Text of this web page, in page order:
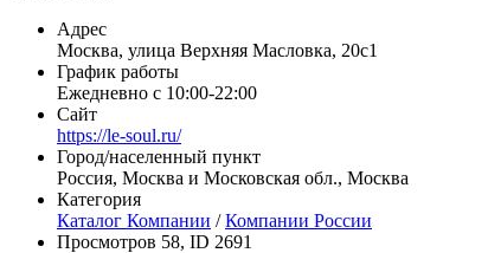
Адрес
Москва, улица Верхняя Масловка, 20с1
График работы
Ежедневно с 10:00-22:00
Сайт
https://le-soul.ru/
Город/населенный пункт
Россия, Москва и Московская обл., Москва
Категория
Каталог Компании /Компании России
Просмотров 58, ID 2691